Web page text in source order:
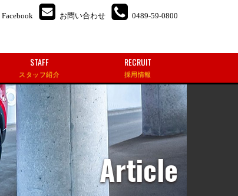
Facebook お問い合わせ 0489-59-0800
STAFF
スタッフ紹介
RECRUIT
採用情報
Article